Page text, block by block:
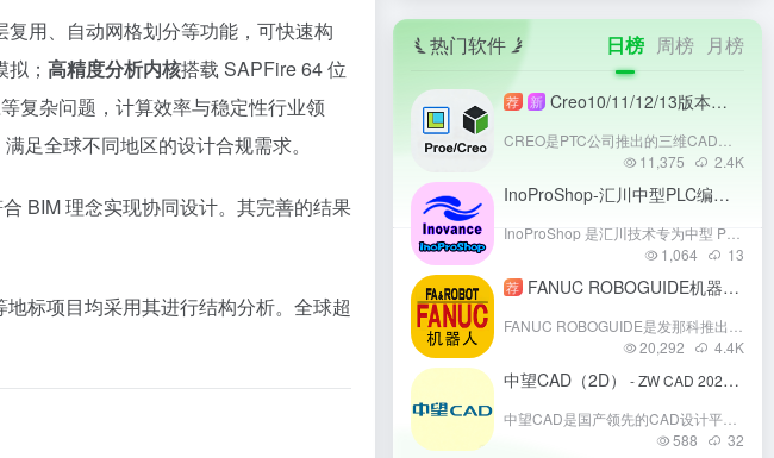
用、自动网格划分等功能，可快速构
； 高精度分析内核搭载 SAPFire 64 位
复杂问题，计算效率与稳定性行业领
足全球不同地区的设计合规需求。
BIM 理念实现协同设计。其完善的结果
标项目均采用其进行结构分析。全球超
热门软件 日榜 周榜 月榜
荐 新 Creo10/11/12/13版本安装教程：支持协同仿真的3D CAD工具详解
11,375
2.4K
InoProShop-汇川中型PLC编程软件
1,064
13
荐 FANUC ROBOGUIDE机器人离线编程
20,292
4.4K
中望CAD（2D）
- ZW CAD 2025（64bit）
588
32